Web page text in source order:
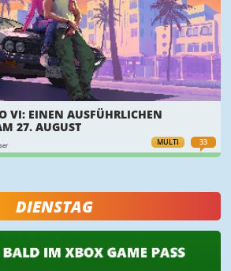
MULTI 33
VI: EINEN AUSFÜHRLICHEN
27. AUGUST
DIENSTAG